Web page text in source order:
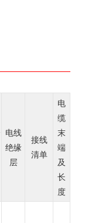
电线
绝缘
层
接线
清单
电
缆
末
端
及
长
度